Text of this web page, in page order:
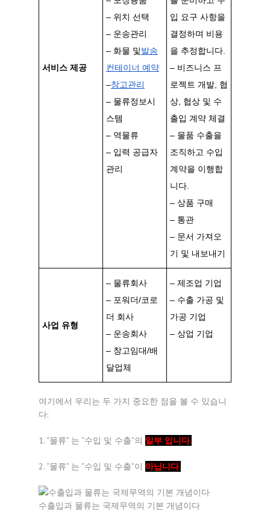
서비스 제공
– 위치 선택
– 운송관리
– 화물 및발송
컨테이너 예약
–창고관리
– 물류정보시
스템
– 역물류
– 입력 공급자
관리
입 요구 사항을
결정하며 비용
을 추정합니다.
– 비즈니스 프
로젝트 개발, 협
상, 협상 및 수
출입 계약 체결
– 물품 수출을
조직하고 수입
계약을 이행합
니다.
– 상품 구매
– 통관
– 문서 가져오
기 및 내보내기
사업 유형
– 물류회사
– 포워더/코로
더 회사
– 운송회사
– 창고임대/배
달업체
– 제조업 기업
– 수출 가공 및
가공 기업
– 상업 기업
여기에서 우리는 두 가지 중요한 점을 볼 수 있습니
다:
1. “물류” 는 “수입 및 수출”의 일부 입니다.
2. “물류” 는 “수입 및 수출”이 아닙니다.
수출입과 물류는 국제무역의 기본 개념이다